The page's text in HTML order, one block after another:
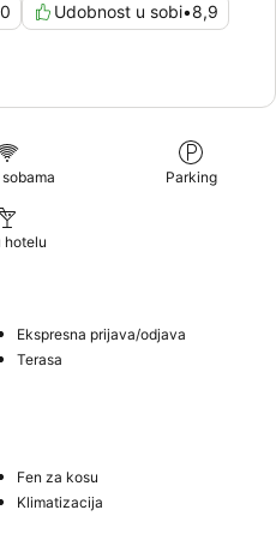
Udobnost u sobi•8,9
Parking
hotelu
Ekspresna prijava/odjava
Terasa
Fen za kosu
Klimatizacija